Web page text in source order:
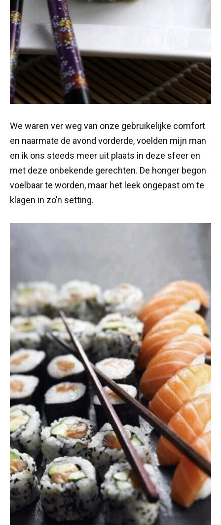
We waren ver weg van onze gebruikelijke comfort
en naarmate de avond vorderde, voelden mijn man
en ik ons steeds meer uit plaats in deze sfeer en
met deze onbekende gerechten. De honger begon
voelbaar te worden, maar het leek ongepast om te
klagen in zo’n setting.